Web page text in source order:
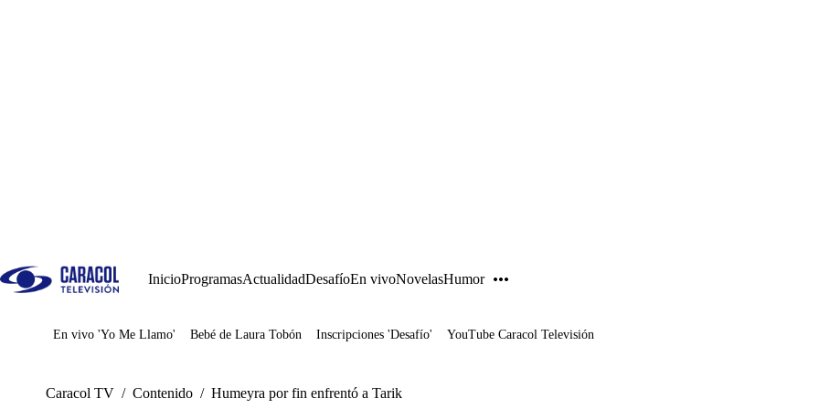
InicioProgramasActualidadDesafíoEn vivoNovelasHumor
Juegos
En vivo 'Yo Me Llamo' Bebé de Laura Tobón Inscripciones 'Desafío' YouTube Caracol Televisión
Caracol TV / Contenido / Humeyra por fin enfrentó a Tarik